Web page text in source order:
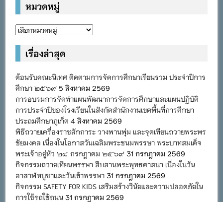
หมวดหมู่
หมวด
เรื่องล่าสุด
ต้อนรับคณะนิเทศ ติดตามการจัดการศึกษาเรียนรวม ประจำปีการ
ศึกษา ๒๕๖๙ 5 สิงหาคม 2569
การอบรมการจัดทำแผนพัฒนาการจัดการศึกษาและแผนปฏิบัติ
การประจำปีของโรงเรียนในสังกัดสำนักงานเขตพื้นที่การศึกษา
ประถมศึกษาภูเก็ต 4 สิงหาคม 2569
พิธีถวายเครื่องราชสักการะ วางพานพุ่ม และจุดเทียนถวายพระพร
ชัยมงคล เนื่องในโอกาสวันเฉลิมพระชนมพรรษา พระบาทสมเด็จ
พระเจ้าอยู่หัว ๒๘ กรกฎาคม ๒๕๖๙ 31 กรกฎาคม 2569
กิจกรรมถวายเทียนพรรษา สืบสานพระพุทธศาสนา เนื่องในวัน
อาสาฬหบูชาและวันเข้าพรรษา 31 กรกฎาคม 2569
กิจกรรม SAFETY FOR KIDS เสริมสร้างวินัยและความปลอดภัยใน
การใช้รถใช้ถนน 31 กรกฎาคม 2569